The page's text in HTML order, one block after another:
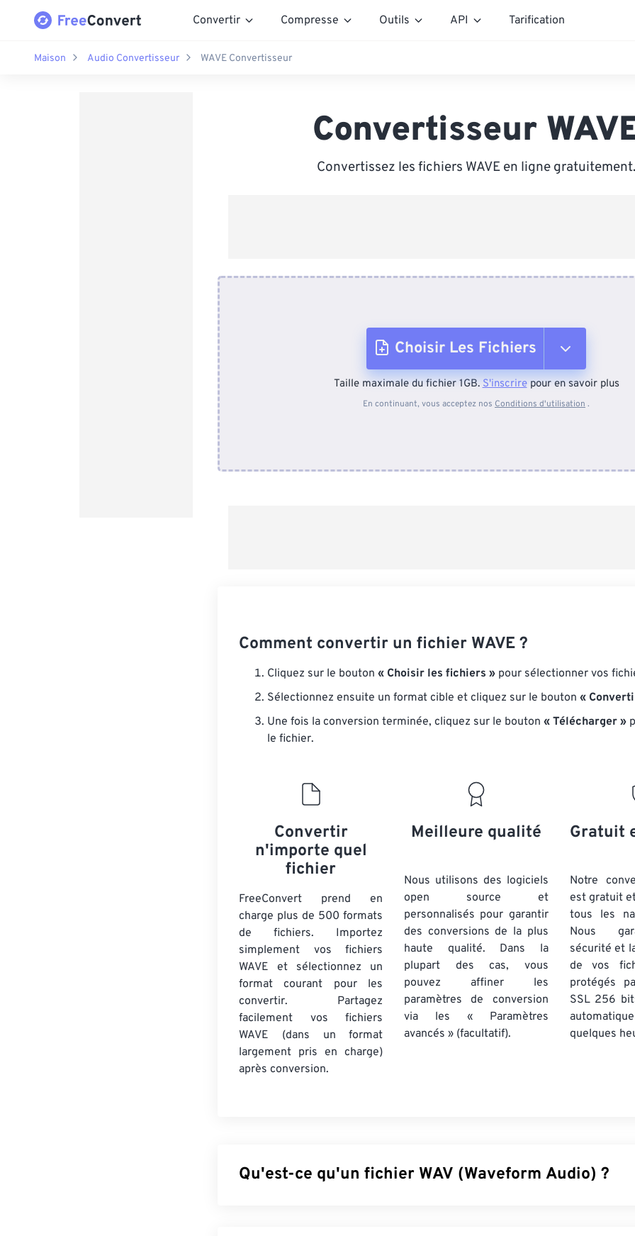
Convertir Compresse Outils API Tarification
Maison Audio Convertisseur WAVE Convertisseur
Convertisseur
Convertissez les fichiers WAVE en ligne gratuitement.
Choisir Les Fichiers
Depuis l'appareil
Taille maximale du fichier 1GB.S'inscrirepour en savoir plus
En continuant, vous acceptez nos Conditions d'utilisation .
Comment convertir un fichier WAVE ?
Cliquez sur le bouton « Choisir les fichiers » pour sélectionner vos
Sélectionnez ensuite un format cible et cliquez sur le bouton «
Une fois la conversion terminée, cliquez sur le bouton « Télécharger »
le fichier.
Convertir
n'importe quel
fichier
FreeConvert prend en
charge plus de 500 formats
de fichiers. Importez
simplement vos fichiers
WAVE et sélectionnez un
format courant pour les
convertir. Partagez
facilement vos fichiers
WAVE (dans un format
largement pris en charge)
après conversion.
Meilleure qualité
Nous utilisons des logiciels
open source et
personnalisés pour garantir
des conversions de la plus
haute qualité. Dans la
plupart des cas, vous
pouvez affiner les
paramètres de conversion
via les « Paramètres
avancés » (facultatif).
Gratuit
Notre
est gratuit
tous les
Nous
sécurité et
de vos
protégés
SSL 256
quelques
Qu'est-ce qu'un fichier WAV (Waveform Audio) ?